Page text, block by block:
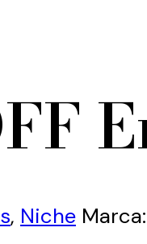
, Niche